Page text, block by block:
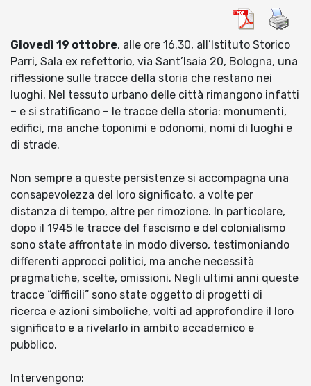
Giovedì 19 ottobre, alle ore 16.30, all’Istituto Storico
Parri, Sala ex refettorio, via Sant’Isaia 20, Bologna, una
riflessione sulle tracce della storia che restano nei
luoghi. Nel tessuto urbano delle città rimangono infatti
– e si stratificano – le tracce della storia: monumenti,
edifici, ma anche toponimi e odonomi, nomi di luoghi e
di strade.
Non sempre a queste persistenze si accompagna una
consapevolezza del loro significato, a volte per
distanza di tempo, altre per rimozione. In particolare,
dopo il 1945 le tracce del fascismo e del colonialismo
sono state affrontate in modo diverso, testimoniando
differenti approcci politici, ma anche necessità
pragmatiche, scelte, omissioni. Negli ultimi anni queste
tracce “difficili” sono state oggetto di progetti di
ricerca e azioni simboliche, volti ad approfondire il loro
significato e a rivelarlo in ambito accademico e
pubblico.
Intervengono: